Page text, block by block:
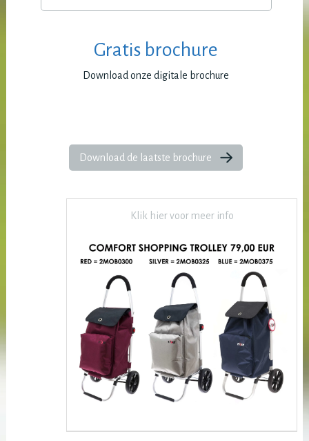
Gratis brochure
Download onze digitale brochure
Download de laatste brochure
Klik hier voor meer info